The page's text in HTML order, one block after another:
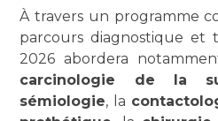
À travers un programme
parcours diagnostique et
2026 abordera
carcinologie de la
sémiologie, la